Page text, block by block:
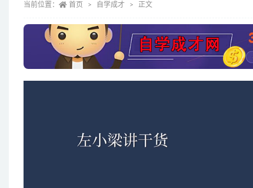
当前位置： 首页 自学成才 正文